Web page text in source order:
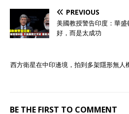
PREVIOUS
美國教授警告印度：華
好，而是太成功
西方衛星在中印邊境，拍到多架隱形無人
BE THE FIRST TO COMMENT